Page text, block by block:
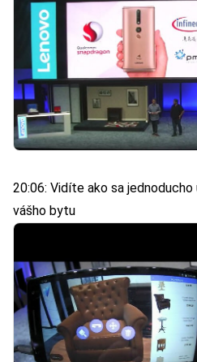
20:06: Vidíte ako sa
vášho bytu